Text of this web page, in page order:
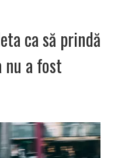
ca să prindă
a fost